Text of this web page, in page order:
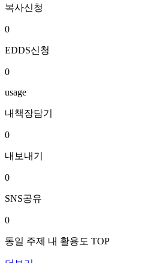
복사신청
0
EDDS신청
0
usage
내책장담기
0
내보내기
0
SNS공유
0
동일 주제 내 활용도 TOP